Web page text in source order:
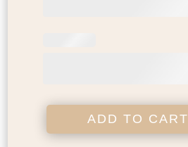
ADD TO CART